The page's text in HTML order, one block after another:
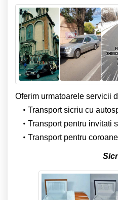
Oferim urmatoarele servicii
Transport sicriu cu
Transport pentru invitati
Transport pentru